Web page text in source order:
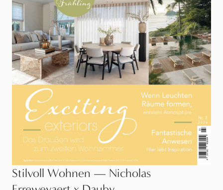
Stilvoll Wohnen — Nicholas